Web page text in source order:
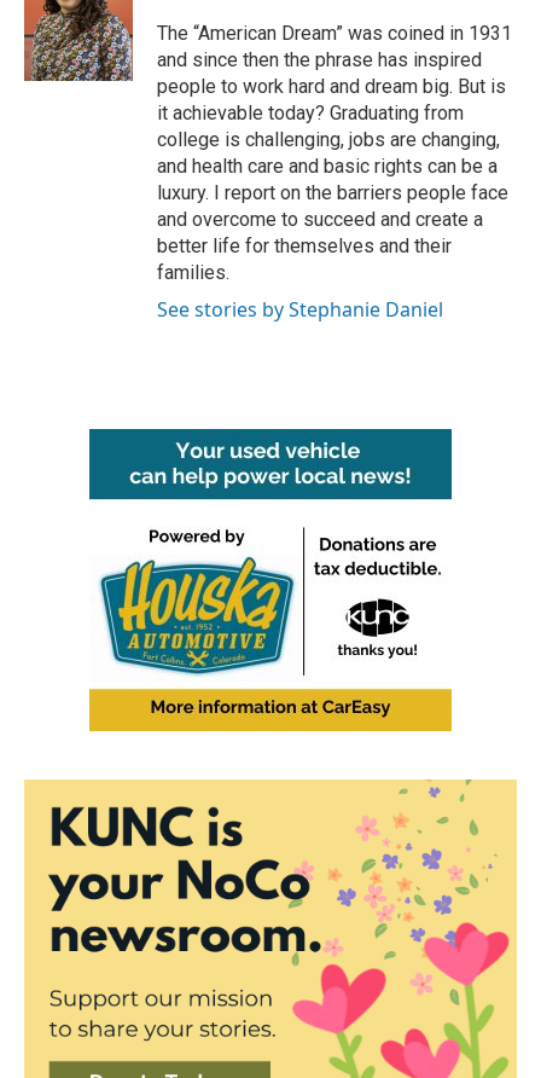
o
k
e
r
d
I
n
The “American Dream” was coined in 1931
and since then the phrase has inspired
people to work hard and dream big. But is
it achievable today? Graduating from
college is challenging, jobs are changing,
and health care and basic rights can be a
luxury. I report on the barriers people face
and overcome to succeed and create a
better life for themselves and their
families.
See stories by Stephanie Daniel